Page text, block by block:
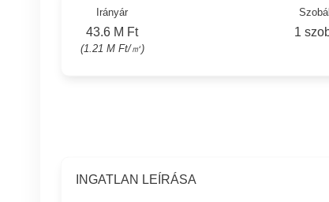
Irányár
43.6 M Ft
(1.21 M Ft/㎡)
1
INGATLAN LEÍRÁSA